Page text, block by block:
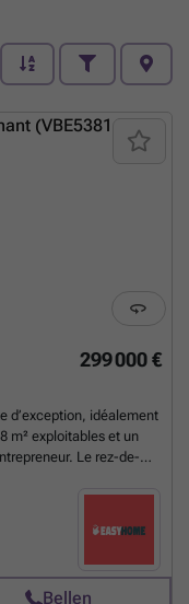
299 000 €
d’exception, idéalement
m² exploitables et un
Le rez-de-
Un demi-étage
activité ou créer un
à rénover offrent
tandis que le grenier
Bellen